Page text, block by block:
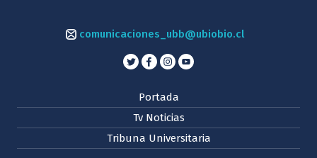
comunicaciones_ubb@ubiobio.cl
Portada
Tv Noticias
Tribuna Universitaria